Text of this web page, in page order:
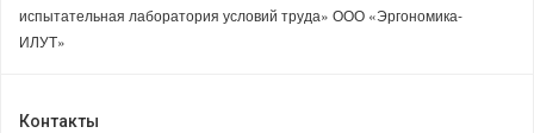
испытательная лаборатория условий труда» ООО «Эргономика-
ИЛУТ»
Контакты